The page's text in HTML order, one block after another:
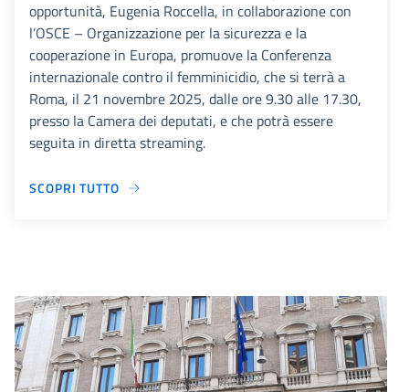
opportunità, Eugenia Roccella, in collaborazione con
l’OSCE – Organizzazione per la sicurezza e la
cooperazione in Europa, promuove la Conferenza
internazionale contro il femminicidio, che si terrà a
Roma, il 21 novembre 2025, dalle ore 9.30 alle 17.30,
presso la Camera dei deputati, e che potrà essere
seguita in diretta streaming.
SCOPRI TUTTO